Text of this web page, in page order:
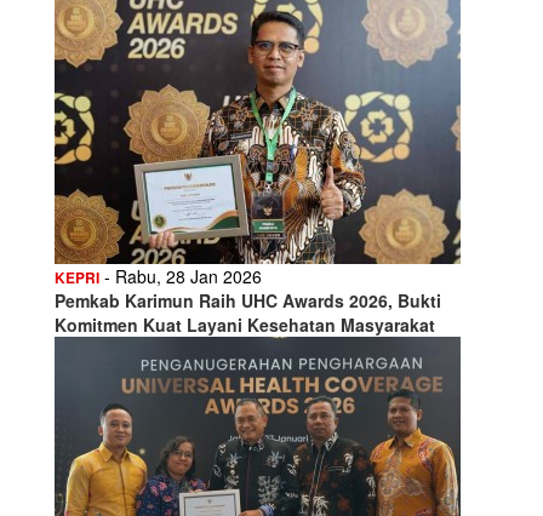
KEPRI - Rabu, 28 Jan 2026
Pemkab Karimun Raih UHC Awards 2026, Bukti
Komitmen Kuat Layani Kesehatan Masyarakat